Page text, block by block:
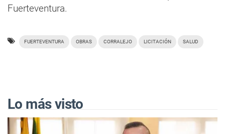
Fuerteventura.
FUERTEVENTURA OBRAS CORRALEJO LICITACIÓN SALUD
Lo más visto